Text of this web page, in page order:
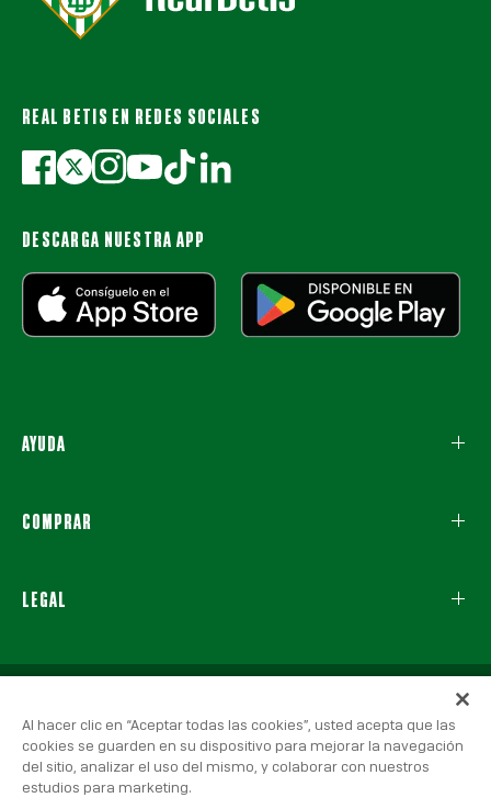
REAL BETIS EN REDES SOCIALES
DESCARGA NUESTRA APP
AYUDA
COMPRAR
LEGAL
© 2026 Real Betis Balompié, Todos los derechos reservados.
Al hacer clic en “Aceptar todas las cookies”, usted acepta que las
cookies se guarden en su dispositivo para mejorar la navegación
del sitio, analizar el uso del mismo, y colaborar con nuestros
estudios para marketing.